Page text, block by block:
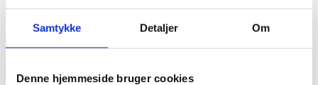
Samtykke Detaljer Om
Denne hjemmeside bruger cookies
annonce
Like us